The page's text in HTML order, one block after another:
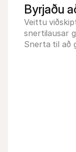
Byrjaðu
Veittu
snertilausar
Snerta til að